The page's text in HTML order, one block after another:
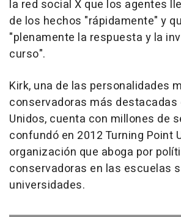
la red social X que los agentes
de los hechos "rápidamente" y
"plenamente la respuesta y la
curso".
Kirk, una de las personalidades
conservadoras más destacadas
Unidos, cuenta con millones de
confundó en 2012 Turning Point
organización que aboga por
conservadoras en las escuelas
universidades.